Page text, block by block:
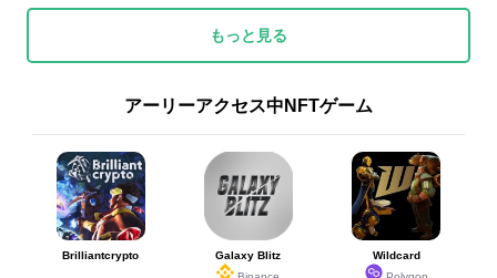
もっと見る
アーリーアクセス中NFTゲーム
Brilliantcrypto
Galaxy Blitz
Wildcard